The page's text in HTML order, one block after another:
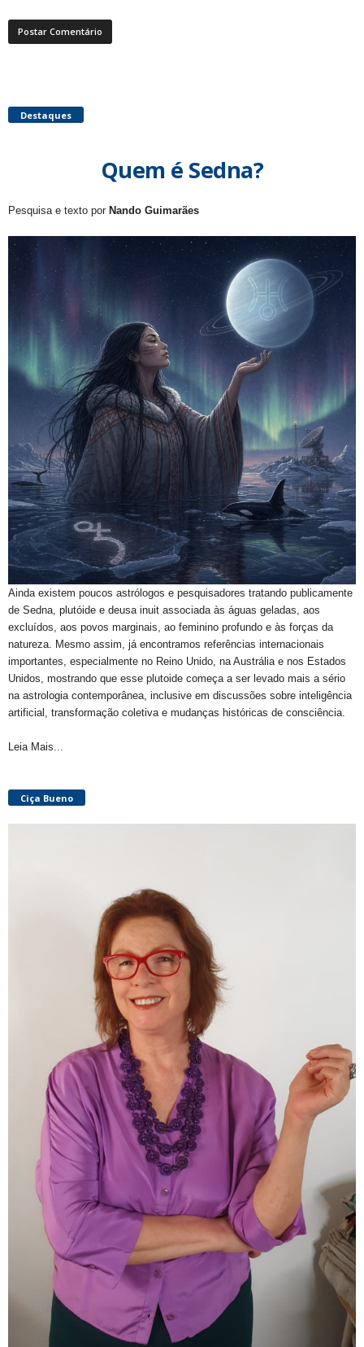
Destaques
Quem é Sedna?
Pesquisa e texto por Nando Guimarães
Ainda existem poucos astrólogos e pesquisadores tratando publicamente
de Sedna, plutóide e deusa inuit associada às águas geladas, aos
excluídos, aos povos marginais, ao feminino profundo e às forças da
natureza. Mesmo assim, já encontramos referências internacionais
importantes, especialmente no Reino Unido, na Austrália e nos Estados
Unidos, mostrando que esse plutoide começa a ser levado mais a sério
na astrologia contemporânea, inclusive em discussões sobre inteligência
artificial, transformação coletiva e mudanças históricas de consciência.
Leia Mais...
Ciça Bueno